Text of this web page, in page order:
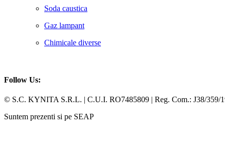
Soda caustica
Gaz lampant
Chimicale diverse
Follow Us:
Facebook
Whatsapp
© S.C. KYNITA S.R.L. | C.U.I. RO7485809 | Reg. Com.: J38/359/
Suntem prezenti si pe SEAP